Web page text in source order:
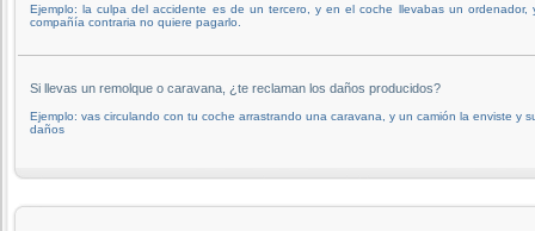
Ejemplo: la culpa del accidente es de un tercero, y en el coche llevabas un ordenador,
compañía contraria no quiere pagarlo.
Si llevas un remolque o caravana, ¿te reclaman los daños producidos?
Ejemplo: vas circulando con tu coche arrastrando una caravana, y un camión la enviste y
daños